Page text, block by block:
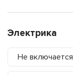
Электрика
Не включается